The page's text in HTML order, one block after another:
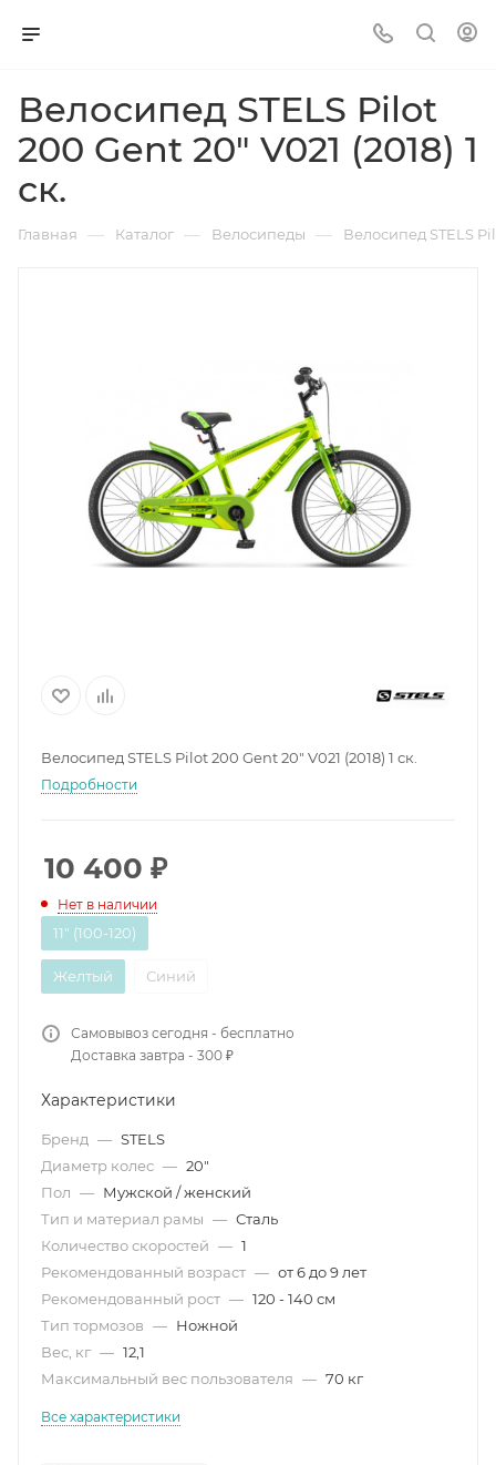
Велосипед STELS Pilot
200 Gent 20" V021 (2018) 1
ск.
Главная — Каталог — Велосипеды — Велосипед STELS
Велосипед STELS Pilot 200 Gent 20" V021 (2018) 1 ск.
Подробности
10 400 ₽
Нет в наличии
11" (100-120)
Желтый Синий
Самовывоз сегодня - бесплатно
Доставка завтра - 300 ₽
Характеристики
Бренд — STELS
Диаметр колес — 20"
Пол — Мужской / женский
Тип и материал рамы — Сталь
Количество скоростей — 1
Рекомендованный возраст — от 6 до 9 лет
Рекомендованный рост — 120 - 140 см
Тип тормозов — Ножной
Вес, кг — 12,1
Максимальный вес пользователя — 70 кг
Все характеристики